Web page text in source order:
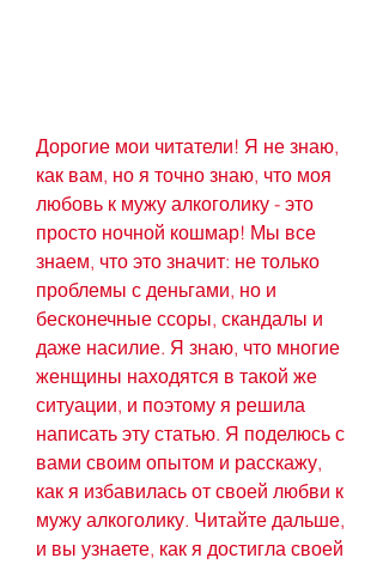
Дорогие мои читатели! Я не знаю,
как вам, но я точно знаю, что моя
любовь к мужу алкоголику - это
просто ночной кошмар! Мы все
знаем, что это значит: не только
проблемы с деньгами, но и
бесконечные ссоры, скандалы и
даже насилие. Я знаю, что многие
женщины находятся в такой же
ситуации, и поэтому я решила
написать эту статью. Я поделюсь с
вами своим опытом и расскажу,
как я избавилась от своей любви к
мужу алкоголику. Читайте дальше,
и вы узнаете, как я достигла своей